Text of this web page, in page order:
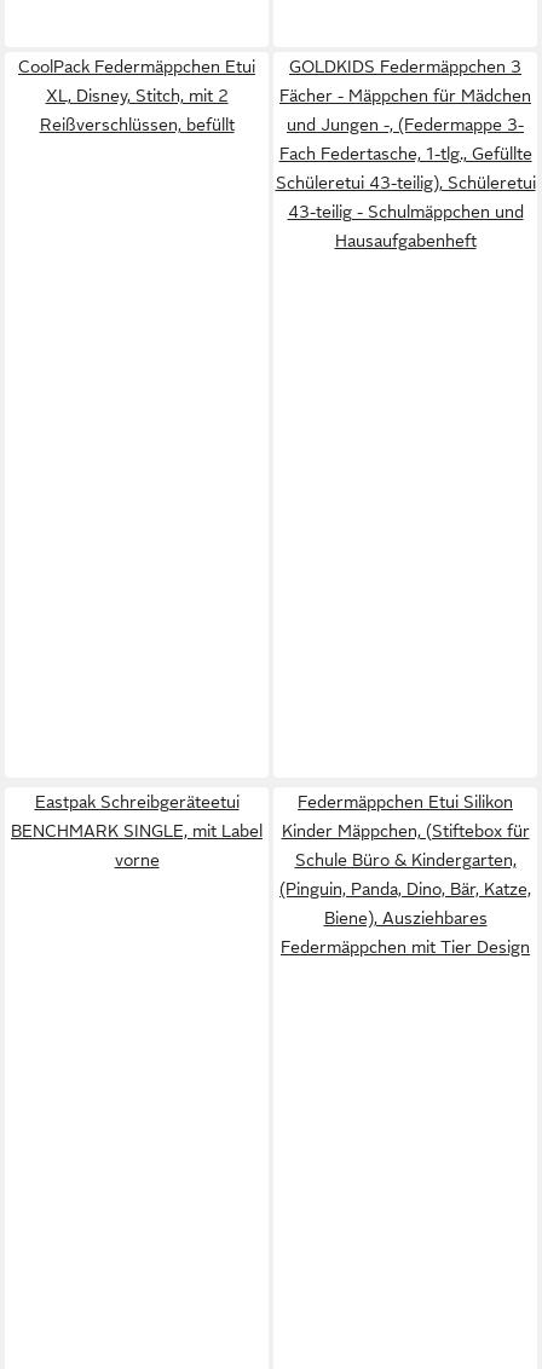
CoolPack Federmäppchen Etui
XL, Disney, Stitch, mit 2
Reißverschlüssen, befüllt
GOLDKIDS Federmäppchen 3
Fächer - Mäppchen für Mädchen
und Jungen -, (Federmappe 3-
Fach Federtasche, 1-tlg., Gefüllte
Schüleretui 43-teilig), Schüleretui
43-teilig - Schulmäppchen und
Hausaufgabenheft
Eastpak Schreibgeräteetui
BENCHMARK SINGLE, mit Label
vorne
Federmäppchen Etui Silikon
Kinder Mäppchen, (Stiftebox für
Schule Büro & Kindergarten,
(Pinguin, Panda, Dino, Bär, Katze,
Biene), Ausziehbares
Federmäppchen mit Tier Design